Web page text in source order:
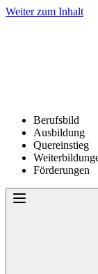
Weiter zum Inhalt
Berufsbild
Ausbildung
Quereinstieg
Förderungen